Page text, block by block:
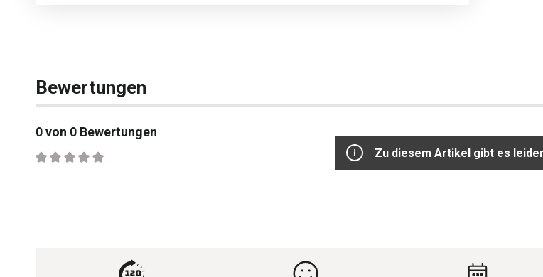
Bewertungen
0 von 0 Bewertungen
Durchschnittliche Bewertung von 0 von 5 Sternen
Zu diesem Artikel gibt es